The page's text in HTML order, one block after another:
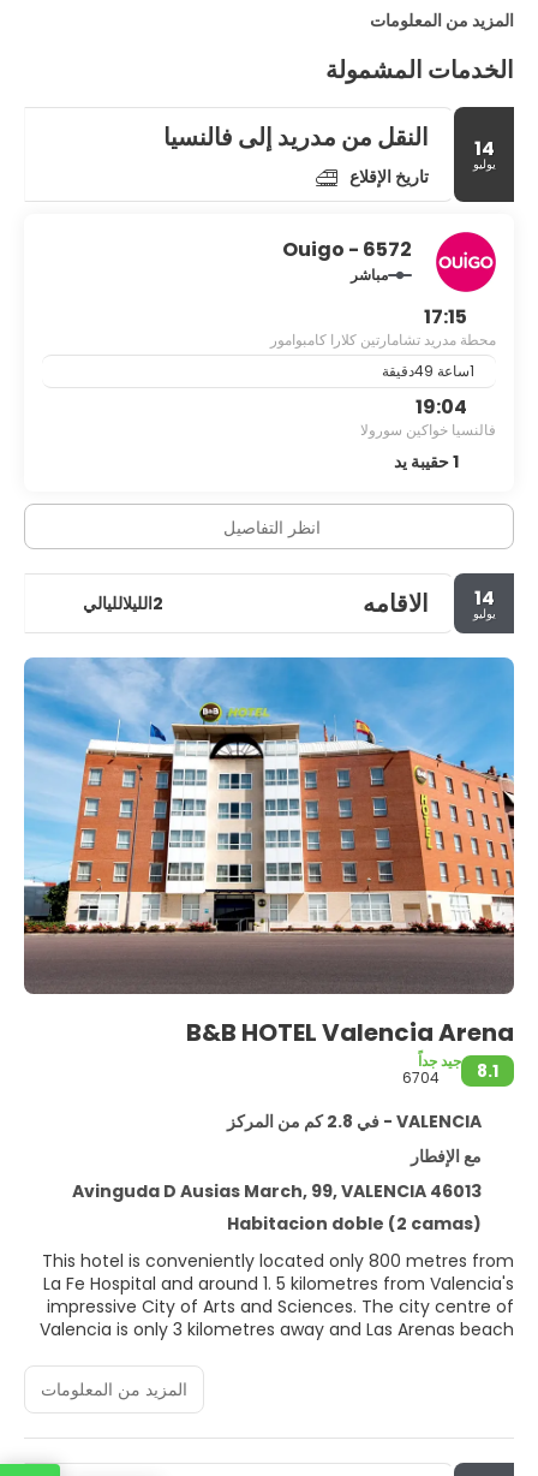
المزيد من المعلومات
الخدمات المشمولة
14
يوليو
النقل من مدريد إلى فالنسيا
تاريخ الإقلاع
Ouigo - 6572
مباشر
17:15
محطة مدريد تشامارتين كلارا كامبوامور
19:04
فالنسيا خواكين سورولا
1 حقيبة يد
انظر التفاصيل
14
يوليو الاقامه 2الليلالليالي
B&B HOTEL Valencia Arena
8.1
جيد جداً
6704
VALENCIA - في 2.8 كم من المركز
مع الإفطار
Avinguda D Ausias March, 99, VALENCIA 46013
Habitacion doble (2 camas)
This hotel is conveniently located only 800 metres from
La Fe Hospital and around 1. 5 kilometres from Valencia's
impressive City of Arts and Sciences. The city centre of
Valencia is only 3 kilometres away and Las Arenas beach
minutes' drive away and during the biggest trade fairs,
the hotel offers a complimentary shuttle bus to and from
the venue. The hotel offers functional rooms with
modern amenities to ensure a pleasant stay. A
continental buffet breakfast is served in the breakfast
المزيد من المعلومات